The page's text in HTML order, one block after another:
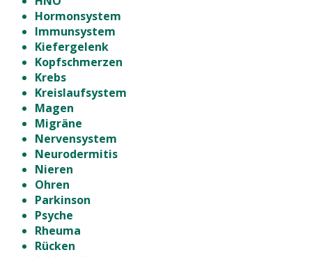
Hormonsystem
Immunsystem
Kiefergelenk
Kopfschmerzen
Krebs
Kreislaufsystem
Magen
Migräne
Nervensystem
Neurodermitis
Nieren
Ohren
Parkinson
Psyche
Rheuma
Rücken